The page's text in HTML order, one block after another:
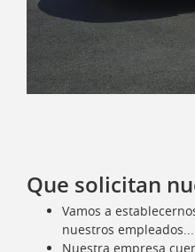
Que solicitan
Vamos a
nuestros empleados...
Nuestra empresa